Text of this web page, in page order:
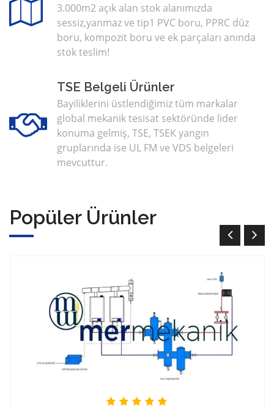
3.000m2 açık alan stok alanımızda
sessiz,yanmaz ve tip1 PVC boru, PPRC düz
boru, kompozit boru ve ek parçaları anında
stok teslim!
TSE Belgeli Ürünler
Bayiliklerini üstlendiğimiz tüm markalar
global mekanik tesisat sektöründe lider
konuma gelmiş, TSE, TSEK yangın
gruplarında ise UL FM ve VDS belgeleri
mevcuttur.
Popüler Ürünler